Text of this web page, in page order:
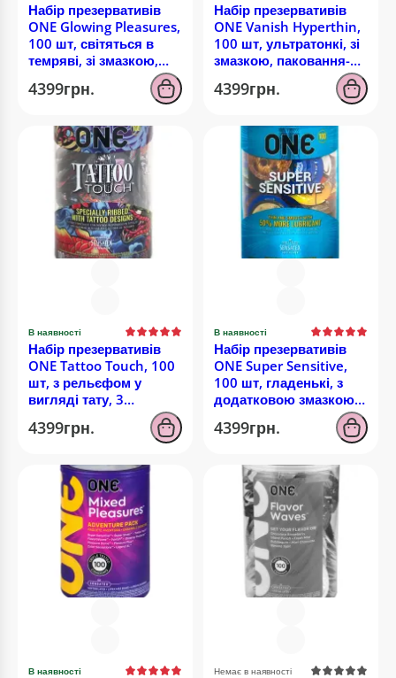
Набір презервативів
ONE Glowing Pleasures,
100 шт, світяться в
темряві, зі змазкою,
4399грн.
Набір презервативів
ONE Vanish Hyperthin,
100 шт, ультратонкі, зі
змазкою, паковання-
4399грн.
В наявності
Набір презервативів
ONE Tattoo Touch, 100
шт, з рельєфом у
вигляді тату, 3
різновиди, паковання-
тубус
4399грн.
В наявності
Набір презервативів
ONE Super Sensitive,
100 шт, гладенькі, з
додатковою змазкою,
4399грн.
В наявності Немає в наявності